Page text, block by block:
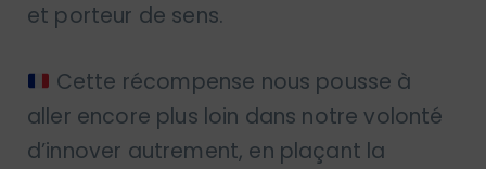
et porteur de sens.
Cette récompense nous pousse à
aller encore plus loin dans notre volonté
d’innover autrement, en plaçant la